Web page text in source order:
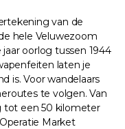
van de
hele Veluwezoom
oorlog tussen 1944
laten je
is. Voor wandelaars
te volgen. Van
tot een 50 kilometer
Market